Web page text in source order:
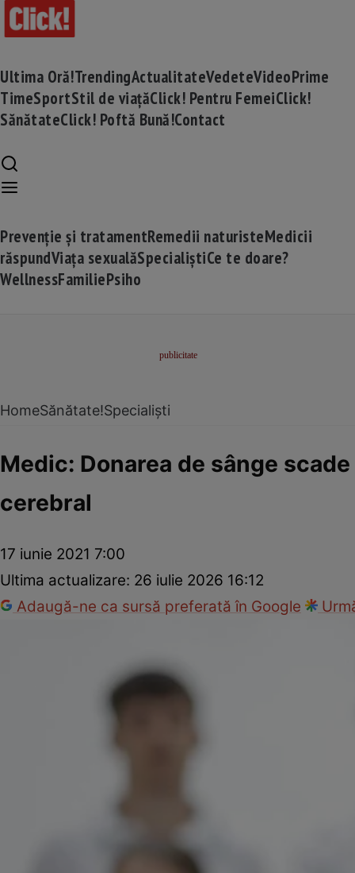
Ultima Oră!TrendingActualitateVedeteVideoPrime
TimeSportStil de viațăClick! Pentru FemeiClick!
SănătateClick! Poftă Bună!Contact
Prevenție și tratamentRemedii naturisteMedicii
răspundViața sexualăSpecialiștiCe te doare?
WellnessFamiliePsiho
HomeSănătate!Specialiști
Medic: Donarea de sânge
cerebral
17 iunie 2021 7:00
Ultima actualizare: 26 iulie 2026 16:12
Adaugă-ne ca sursă preferată în Google